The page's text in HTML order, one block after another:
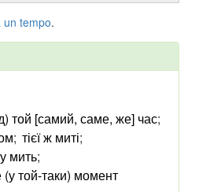
un tempo.
той [самий, саме, же] час;
; тієї ж миті;
мить;
(у той-таки) момент